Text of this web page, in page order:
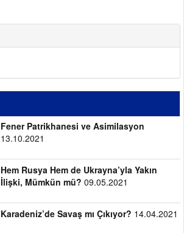
Fener Patrikhanesi ve Asimilasyon
13.10.2021
Hem Rusya Hem de Ukrayna’yla Yakın
İlişki, Mümkün mü? 09.05.2021
Karadeniz’de Savaş mı Çıkıyor? 14.04.2021